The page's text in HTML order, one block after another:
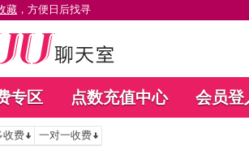
藏 ，方便日后找寻
专区 点数充值中心 会员登
收费 一对一收费